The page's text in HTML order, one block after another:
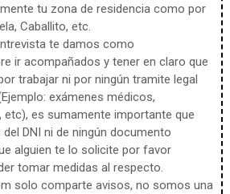
tu zona de residencia como por
Caballito, etc.
te damos como
ir acompañados y tener en claro que
trabajar ni por ningún tramite legal
exámenes médicos,
etc), es sumamente importante que
DNI ni de ningún documento
alguien te lo solicite por favor
tomar medidas al respecto.
solo comparte avisos, no somos una